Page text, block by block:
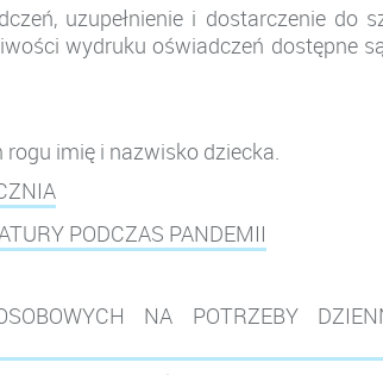
uzupełnienie i dostarczenie do
wydruku oświadczeń dostępne
imię i nazwisko dziecka.
PODCZAS PANDEMII
NA POTRZEBY